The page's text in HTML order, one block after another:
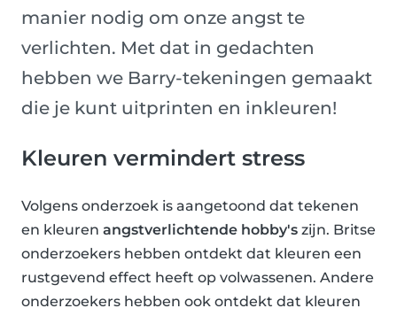
manier nodig om onze angst te
verlichten. Met dat in gedachten
hebben we Barry-tekeningen gemaakt
die je kunt uitprinten en inkleuren!
Kleuren vermindert stress
Volgens onderzoek is aangetoond dat tekenen
en kleuren angstverlichtende hobby's zijn. Britse
onderzoekers hebben ontdekt dat kleuren een
rustgevend effect heeft op volwassenen. Andere
onderzoekers hebben ook ontdekt dat kleuren